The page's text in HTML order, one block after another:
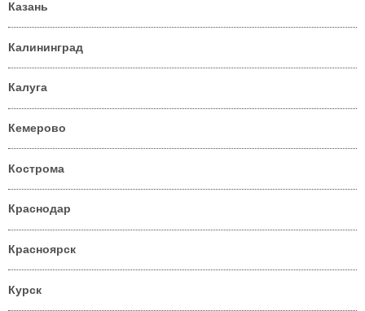
Казань
Калининград
Калуга
Кемерово
Кострома
Краснодар
Красноярск
Курск